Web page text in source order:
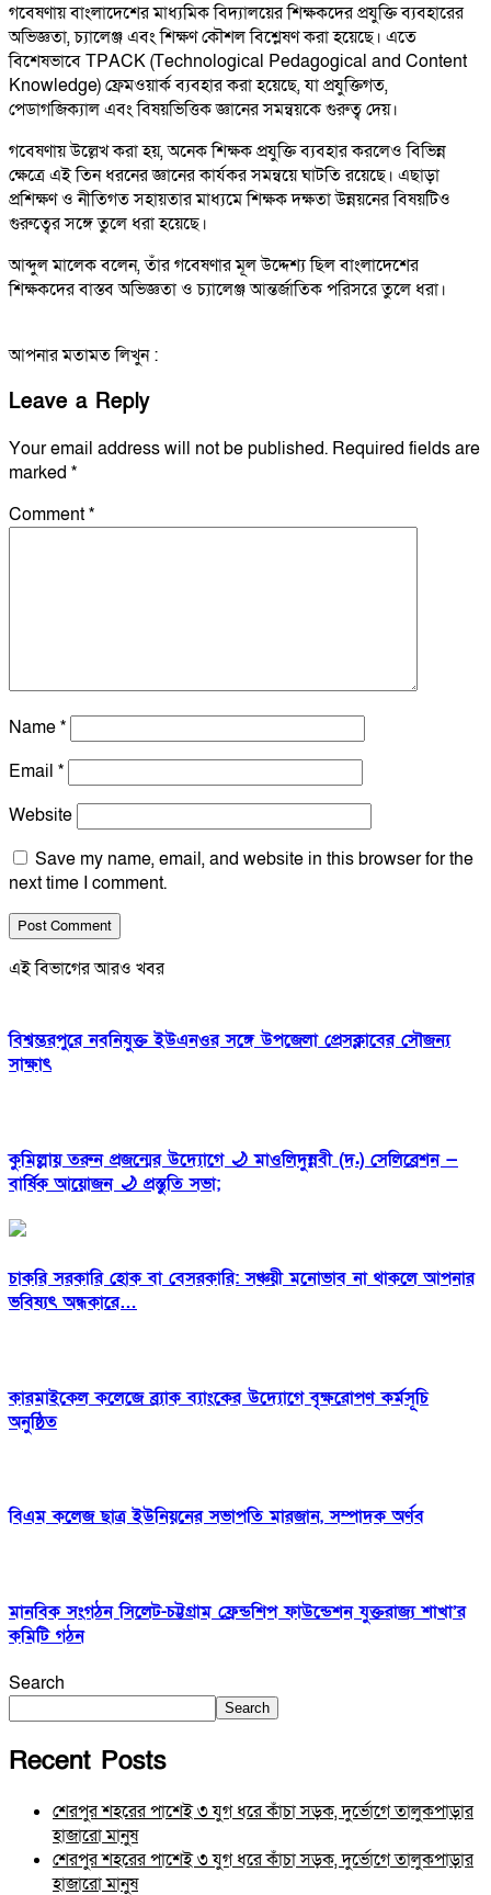
গবেষণায় বাংলাদেশের মাধ্যমিক বিদ্যালয়ের শিক্ষকদের প্রযুক্তি ব্যবহারের
অভিজ্ঞতা, চ্যালেঞ্জ এবং শিক্ষণ কৌশল বিশ্লেষণ করা হয়েছে। এতে
বিশেষভাবে TPACK (Technological Pedagogical and Content
Knowledge) ফ্রেমওয়ার্ক ব্যবহার করা হয়েছে, যা প্রযুক্তিগত,
পেডাগজিক্যাল এবং বিষয়ভিত্তিক জ্ঞানের সমন্বয়কে গুরুত্ব দেয়।
গবেষণায় উল্লেখ করা হয়, অনেক শিক্ষক প্রযুক্তি ব্যবহার করলেও বিভিন্ন
ক্ষেত্রে এই তিন ধরনের জ্ঞানের কার্যকর সমন্বয়ে ঘাটতি রয়েছে। এছাড়া
প্রশিক্ষণ ও নীতিগত সহায়তার মাধ্যমে শিক্ষক দক্ষতা উন্নয়নের বিষয়টিও
গুরুত্বের সঙ্গে তুলে ধরা হয়েছে।
আব্দুল মালেক বলেন, তাঁর গবেষণার মূল উদ্দেশ্য ছিল বাংলাদেশের
শিক্ষকদের বাস্তব অভিজ্ঞতা ও চ্যালেঞ্জ আন্তর্জাতিক পরিসরে তুলে ধরা।
আপনার মতামত লিখুন :
Leave a Reply
Your email address will not be published. Required fields are
marked *
Comment*
Name*
Email *
Website
Save my name, email, and website in this browser for the
next time I comment.
এই বিভাগের আরও খবর
বিশ্বম্ভরপুরে নবনিযুক্ত ইউএনওর সঙ্গে উপজেলা প্রেসক্লাবের সৌজন্য
সাক্ষাৎ
কুমিল্লায় তরুন প্রজন্মের উদ্যোগে 🌙 মাওলিদুন্নবী (দ.) সেলিব্রেশন —
বার্ষিক আয়োজন 🌙 প্রস্তুতি সভা;
চাকরি সরকারি হোক বা বেসরকারি: সঞ্চয়ী মনোভাব না থাকলে আপনার
ভবিষ্যৎ অন্ধকারে…
কারমাইকেল কলেজে ব্র্যাক ব্যাংকের উদ্যোগে বৃক্ষরোপণ কর্মসূচি
অনুষ্ঠিত
বিএম কলেজ ছাত্র ইউনিয়নের সভাপতি মারজান, সম্পাদক অর্ণব
মানবিক সংগঠন সিলেট-চট্টগ্রাম ফ্রেন্ডশিপ ফাউন্ডেশন যুক্তরাজ্য শাখা’র
কমিটি গঠন
Search
Search
Recent Posts
শেরপুর শহরের পাশেই ৩ যুগ ধরে কাঁচা সড়ক, দুর্ভোগে তালুকপাড়ার
হাজারো মানুষ
শেরপুর শহরের পাশেই ৩ যুগ ধরে কাঁচা সড়ক, দুর্ভোগে তালুকপাড়ার
হাজারো মানুষ